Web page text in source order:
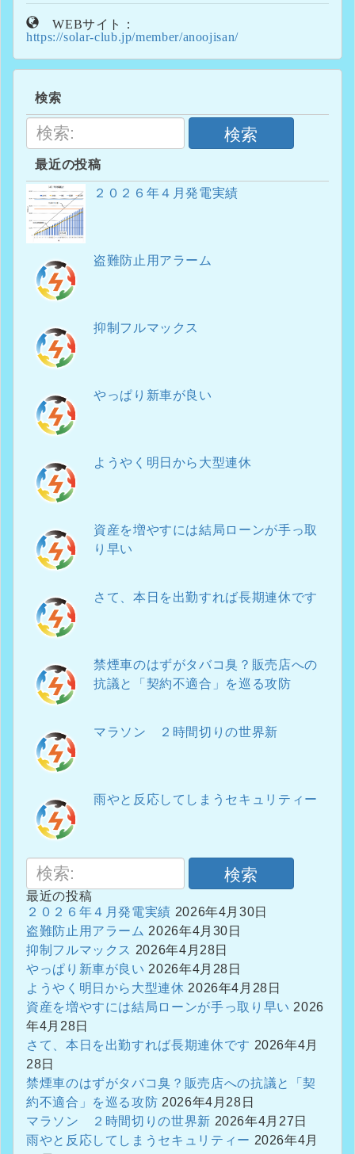
WEBサイト：
https://solar-club.jp/member/anoojisan/
検索
検索
最近の投稿
２０２６年４月発電実績
盗難防止用アラーム
抑制フルマックス
やっぱり新車が良い
ようやく明日から大型連休
資産を増やすには結局ローンが手っ取
り早い
さて、本日を出勤すれば長期連休です
禁煙車のはずがタバコ臭？販売店への
抗議と「契約不適合」を巡る攻防
マラソン ２時間切りの世界新
雨やと反応してしまうセキュリティー
検索
最近の投稿
２０２６年４月発電実績 2026年4月30日
盗難防止用アラーム 2026年4月30日
抑制フルマックス 2026年4月28日
やっぱり新車が良い 2026年4月28日
ようやく明日から大型連休 2026年4月28日
資産を増やすには結局ローンが手っ取り早い 2026
年4月28日
さて、本日を出勤すれば長期連休です 2026年4月
28日
禁煙車のはずがタバコ臭？販売店への抗議と「契
約不適合」を巡る攻防 2026年4月28日
マラソン ２時間切りの世界新 2026年4月27日
雨やと反応してしまうセキュリティー 2026年4月